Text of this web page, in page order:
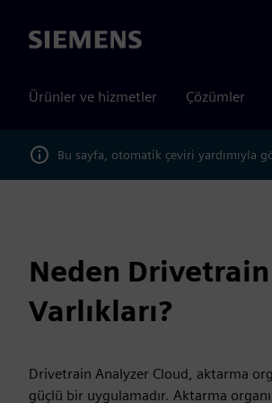
Siemens
Ürünler ve hizmetler Çözümler
Bu sayfa, otomatik çeviri yardımıyla
Neden
Varlıkları?
Drivetrain Analyzer Cloud, aktarma
güçlü bir uygulamadır. Aktarma